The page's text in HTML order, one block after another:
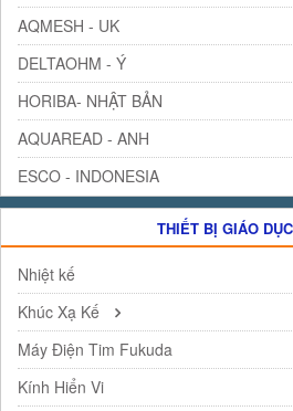
AQMESH - UK
DELTAOHM - Ý
HORIBA- NHẬT BẢN
AQUAREAD - ANH
ESCO - INDONESIA
THIẾT BỊ GIÁO
Nhiệt kế
Khúc Xạ Kế
Máy Điện Tim Fukuda
Kính Hiển Vi